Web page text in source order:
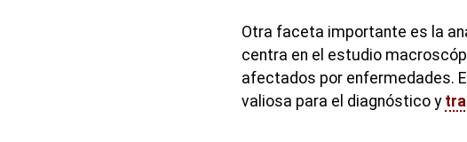
Otra faceta importante es la
centra en el estudio
afectados por enfermedades.
valiosa para el diagnóstico y